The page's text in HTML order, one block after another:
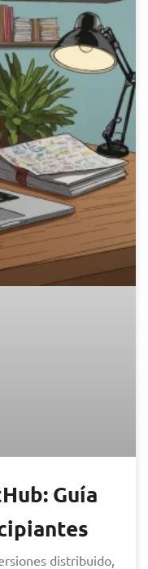
Guía
distribuido,